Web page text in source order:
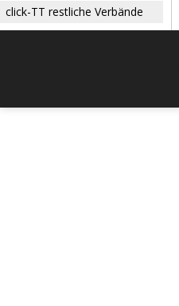
click-TT restliche Verbände